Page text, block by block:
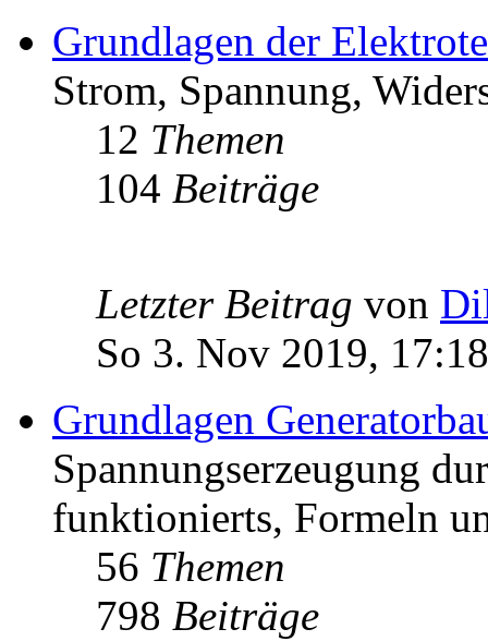
Grundlagen der
Strom, Spannung,
12 Themen
104 Beiträge
Letzter Beitrag von
So 3. Nov 2019, 17:18
Grundlagen
Spannungserzeugung
funktionierts, Formeln
56 Themen
798 Beiträge